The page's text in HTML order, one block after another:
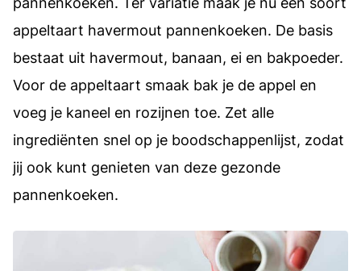
appeltaart havermout pannenkoeken. De basis
bestaat uit havermout, banaan, ei en bakpoeder.
Voor de appeltaart smaak bak je de appel en
voeg je kaneel en rozijnen toe. Zet alle
ingrediënten snel op je boodschappenlijst, zodat
jij ook kunt genieten van deze gezonde
pannenkoeken.